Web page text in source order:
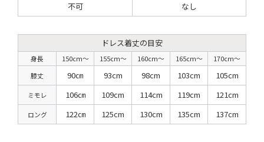
不可 なし
ドレス着丈の目安
身長 150cm〜 155cm〜 160cm〜 165cm〜
170cm〜
膝丈
90㎝ 93cm 98cm 103cm 105cm
ミモレ 106㎝ 109cm 114cm 119cm 121cm
ロング 122㎝ 125cm 130cm 135cm 137cm